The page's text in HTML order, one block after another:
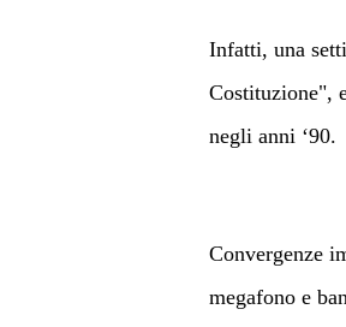
Infatti, una
Costituzione",
negli anni ‘90.
Convergenze
megafono e